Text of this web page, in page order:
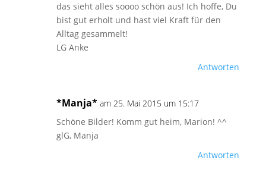
das sieht alles soooo schön aus! Ich hoffe, Du
bist gut erholt und hast viel Kraft für den
Alltag gesammelt!
LG Anke
Antworten
*Manja* am 25. Mai 2015 um 15:17
Schöne Bilder! Komm gut heim, Marion! ^^
glG, Manja
Antworten